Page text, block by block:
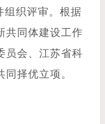
组织评审。根据
共同体建设工作
员会、江苏省科
择优立项。